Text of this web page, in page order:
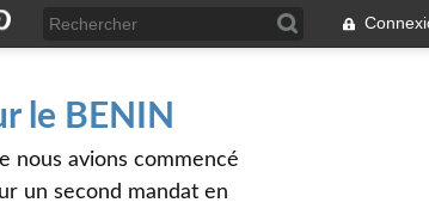
le BENIN
nous avions commencé
un second mandat en